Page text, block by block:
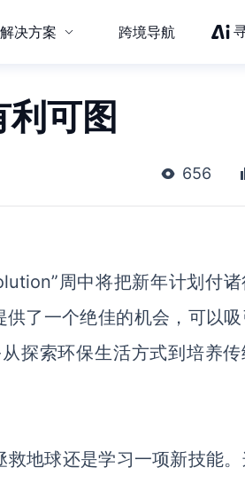
解决方案 跨境导航
可图
656
周中将把新年计划付
了一个绝佳的机会，可以
探索环保生活方式到培养
地球还是学习一项新技能